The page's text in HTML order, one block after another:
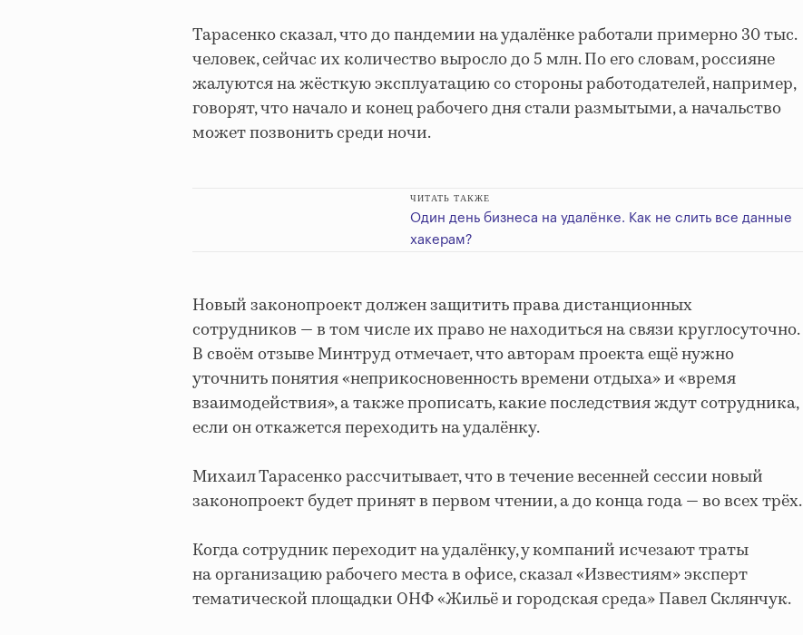
Тарасенко сказал, что до пандемии на удалёнке работали примерно 30 тыс.
человек, сейчас их количество выросло до 5 млн. По его словам, россияне
жалуются на жёсткую эксплуатацию со стороны работодателей, например,
говорят, что начало и конец рабочего дня стали размытыми, а начальство
может позвонить среди ночи.
ЧИТАТЬ ТАКЖЕ
Один день бизнеса на удалёнке. Как не слить все данные
хакерам?
Новый законопроект должен защитить права дистанционных
сотрудников — в том числе их право не находиться на связи круглосуточно.
В своём отзыве Минтруд отмечает, что авторам проекта ещё нужно
уточнить понятия «неприкосновенность времени отдыха» и «время
взаимодействия», а также прописать, какие последствия ждут сотрудника,
если он откажется переходить на удалёнку.
Михаил Тарасенко рассчитывает, что в течение весенней сессии новый
законопроект будет принят в первом чтении, а до конца года — во всех трёх.
Когда сотрудник переходит на удалёнку, у компаний исчезают траты
на организацию рабочего места в офисе, сказал «Известиям» эксперт
тематической площадки ОНФ «Жильё и городская среда» Павел Склянчук.